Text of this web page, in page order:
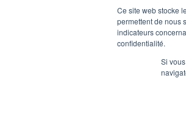
Ce site web stocke
permettent de nous
indicateurs
confidentialité.
Si
prédictives, évolutives et